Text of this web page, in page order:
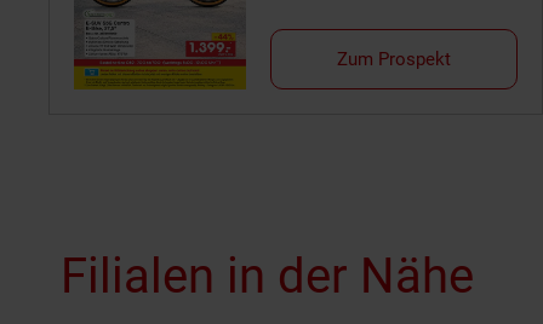
Zum Prospekt
Filialen in der Nähe